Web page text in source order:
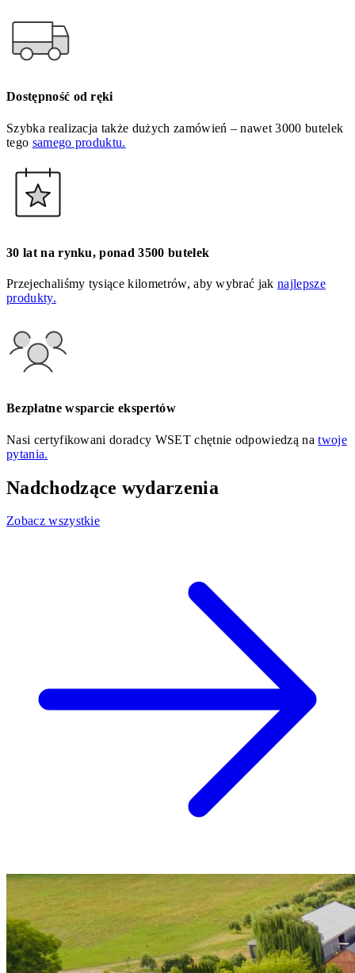
Dostępność od ręki
Szybka realizacja także dużych zamówień – nawet 3000 butelek
tego samego produktu.
30 lat na rynku, ponad 3500 butelek
Przejechaliśmy tysiące kilometrów, aby wybrać jaknajlepsze
produkty.
Bezpłatne wsparcie ekspertów
Nasi certyfikowani doradcy WSET chętnie odpowiedzą natwoje
pytania.
Nadchodzące wydarzenia
Zobacz wszystkie